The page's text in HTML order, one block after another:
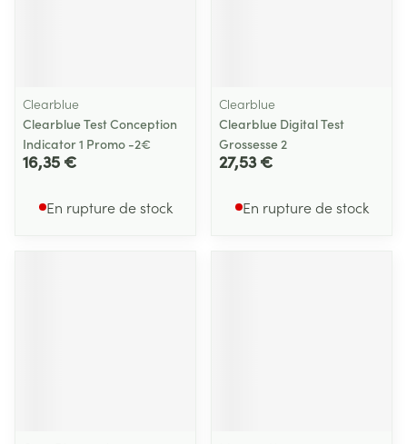
Clearblue
Clearblue Test Conception
Indicator 1 Promo -2€
16,35 €
En rupture de stock
Clearblue
Clearblue Digital Test
Grossesse 2
27,53 €
En rupture de stock